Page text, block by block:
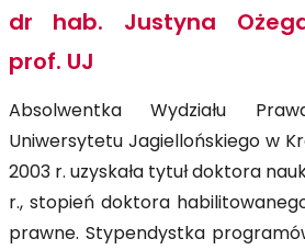
dr hab. Justyna
prof. UJ
Absolwentka Wydziału
Uniwersytetu Jagiellońskiego w
2003 r. uzyskała tytuł doktora
r., stopień doktora
prawne. Stypendystka programów